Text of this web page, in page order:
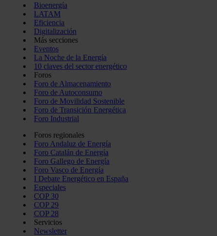
Bioenergía
LATAM
Eficiencia
Digitalización
Más secciones
Eventos
La Noche de la Energía
10 claves del sector energético
Foros
Foro de Almacenamiento
Foro de Autoconsumo
Foro de Movilidad Sostenible
Foro de Transición Energética
Foro Industrial
Foros regionales
Foro Andaluz de Energía
Foro Catalán de Energía
Foro Gallego de Energía
Foro Vasco de Energía
I Debate Energético en España
Especiales
COP 30
COP 29
COP 28
Servicios
Newsletter